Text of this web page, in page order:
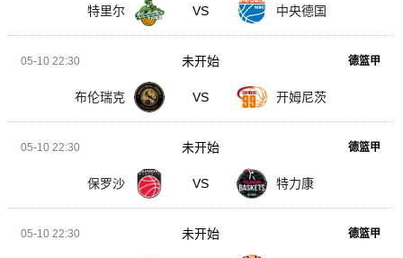
特里尔 VS 中央德国
05-10 22:30 德篮甲
布伦瑞克 VS 开姆尼茨
未开始
05-10 22:30 德篮甲
保罗沙 VS 特力康
未开始
05-10 22:30 德篮甲
未开始